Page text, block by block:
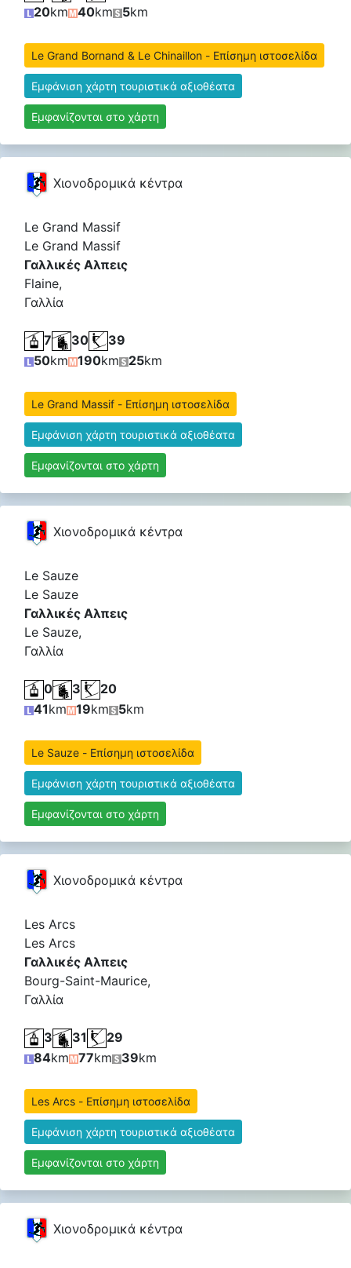
20km 40km 5km
Le Grand Bornand & Le Chinaillon - Επίσημη ιστοσελίδα
Εμφάνιση χάρτη τουριστικά αξιοθέατα
Εμφανίζονται στο χάρτη
Χιονοδρομικά κέντρα
Le Grand Massif
Le Grand Massif
Γαλλικές Αλπεις
Flaine,
Γαλλία
7 30
39
50km 190km 25km
Le Grand Massif - Επίσημη ιστοσελίδα
Εμφάνιση χάρτη τουριστικά αξιοθέατα
Εμφανίζονται στο χάρτη
Χιονοδρομικά κέντρα
Le Sauze
Le Sauze
Γαλλικές Αλπεις
Le Sauze,
Γαλλία
0 3
20
41km 19km 5km
Le Sauze - Επίσημη ιστοσελίδα
Εμφάνιση χάρτη τουριστικά αξιοθέατα
Εμφανίζονται στο χάρτη
Χιονοδρομικά κέντρα
Les Arcs
Les Arcs
Γαλλικές Αλπεις
Bourg-Saint-Maurice,
Γαλλία
3 31
29
84km 77km 39km
Les Arcs - Επίσημη ιστοσελίδα
Εμφάνιση χάρτη τουριστικά αξιοθέατα
Εμφανίζονται στο χάρτη
Χιονοδρομικά κέντρα